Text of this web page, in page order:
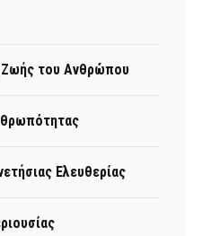
Ζωής του Ανθρώπου
Ελευθερίας